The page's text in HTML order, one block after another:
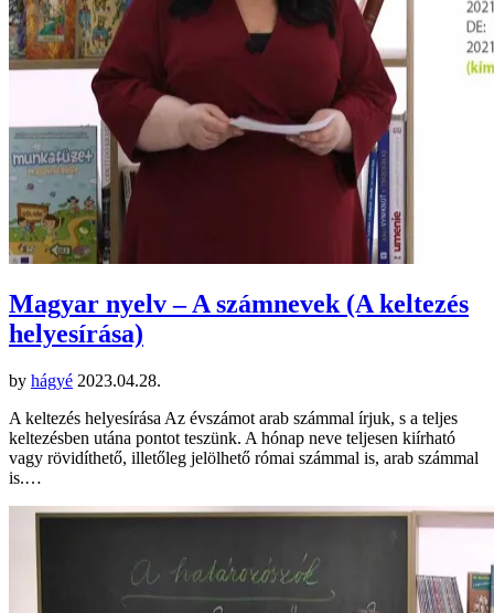
Magyar nyelv – A számnevek (A keltezés
helyesírása)
by hágyé 2023.04.28.
A keltezés helyesírása Az évszámot arab számmal írjuk, s a teljes
keltezésben utána pontot teszünk. A hónap neve teljesen kiírható
vagy rövidíthető, illetőleg jelölhető római számmal is, arab számmal
is.…